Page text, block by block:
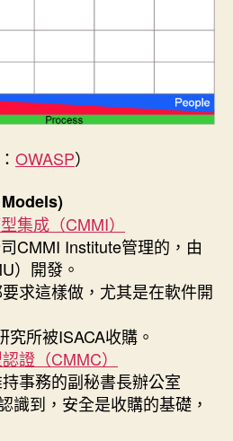
OWASP）
集成（CMMI）
CMMI Institute管理的，由
）開發。
求這樣做，尤其是在軟件開
所被ISACA收購。
證（CMMC）
事務的副秘書長辦公室
識到，安全是收購的基礎，